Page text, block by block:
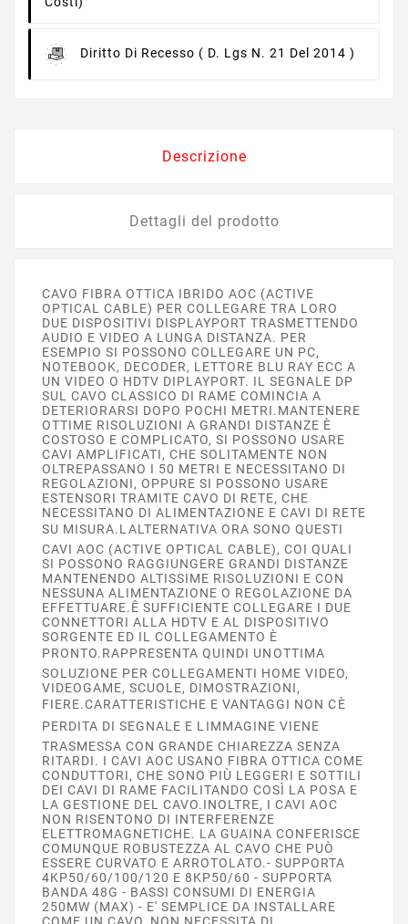
Diritto Di Recesso ( D. Lgs N. 21 Del 2014 )
Descrizione
Dettagli del prodotto
CAVO FIBRA OTTICA IBRIDO AOC (ACTIVE
OPTICAL CABLE) PER COLLEGARE TRA LORO
DUE DISPOSITIVI DISPLAYPORT TRASMETTENDO
AUDIO E VIDEO A LUNGA DISTANZA. PER
ESEMPIO SI POSSONO COLLEGARE UN PC,
NOTEBOOK, DECODER, LETTORE BLU RAY ECC A
UN VIDEO O HDTV DIPLAYPORT. IL SEGNALE DP
SUL CAVO CLASSICO DI RAME COMINCIA A
DETERIORARSI DOPO POCHI METRI.MANTENERE
OTTIME RISOLUZIONI A GRANDI DISTANZE È
COSTOSO E COMPLICATO, SI POSSONO USARE
CAVI AMPLIFICATI, CHE SOLITAMENTE NON
OLTREPASSANO I 50 METRI E NECESSITANO DI
REGOLAZIONI, OPPURE SI POSSONO USARE
ESTENSORI TRAMITE CAVO DI RETE, CHE
NECESSITANO DI ALIMENTAZIONE E CAVI DI RETE
SU MISURA.LALTERNATIVA ORA SONO QUESTI
CAVI AOC (ACTIVE OPTICAL CABLE), COI QUALI
SI POSSONO RAGGIUNGERE GRANDI DISTANZE
MANTENENDO ALTISSIME RISOLUZIONI E CON
NESSUNA ALIMENTAZIONE O REGOLAZIONE DA
EFFETTUARE.Ê SUFFICIENTE COLLEGARE I DUE
CONNETTORI ALLA HDTV E AL DISPOSITIVO
SORGENTE ED IL COLLEGAMENTO È
PRONTO.RAPPRESENTA QUINDI UNOTTIMA
SOLUZIONE PER COLLEGAMENTI HOME VIDEO,
VIDEOGAME, SCUOLE, DIMOSTRAZIONI,
FIERE.CARATTERISTICHE E VANTAGGI NON CÈ
PERDITA DI SEGNALE E LIMMAGINE VIENE
TRASMESSA CON GRANDE CHIAREZZA SENZA
RITARDI. I CAVI AOC USANO FIBRA OTTICA COME
CONDUTTORI, CHE SONO PIÙ LEGGERI E SOTTILI
DEI CAVI DI RAME FACILITANDO COSÌ LA POSA E
LA GESTIONE DEL CAVO.INOLTRE, I CAVI AOC
NON RISENTONO DI INTERFERENZE
ELETTROMAGNETICHE. LA GUAINA CONFERISCE
COMUNQUE ROBUSTEZZA AL CAVO CHE PUÒ
ESSERE CURVATO E ARROTOLATO.- SUPPORTA
4KP50/60/100/120 E 8KP50/60 - SUPPORTA
BANDA 48G - BASSI CONSUMI DI ENERGIA
250MW (MAX) - E' SEMPLICE DA INSTALLARE
COME UN CAVO, NON NECESSITA DI